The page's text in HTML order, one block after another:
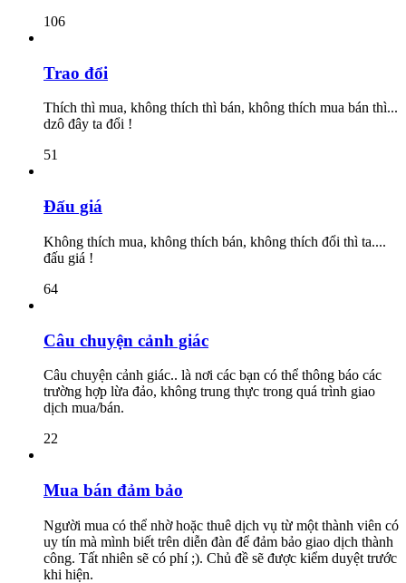
106
Trao đổi
Thích thì mua, không thích thì bán, không thích mua bán thì...
dzô đây ta đổi !
51
Đấu giá
Không thích mua, không thích bán, không thích đổi thì ta....
đấu giá !
64
Câu chuyện cảnh giác
Câu chuyện cảnh giác.. là nơi các bạn có thể thông báo các
trường hợp lừa đảo, không trung thực trong quá trình giao
dịch mua/bán.
22
Mua bán đảm bảo
Người mua có thể nhờ hoặc thuê dịch vụ từ một thành viên có
uy tín mà mình biết trên diễn đàn để đảm bảo giao dịch thành
công. Tất nhiên sẽ có phí ;). Chủ đề sẽ được kiểm duyệt trước
khi hiện.